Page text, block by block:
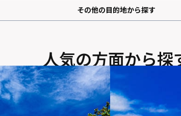
その他の目的地から探す
人気の方面から探